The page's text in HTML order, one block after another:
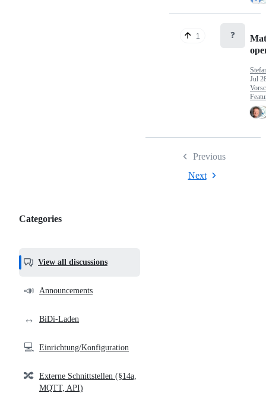
Categories,
helpful,
and
community
Categories
View all discussions
📣 Announcements
↔️ BiDi-Laden
💻 Einrichtung/Konfiguration
🔀 Externe Schnittstellen (§14a,
MQTT, API)
1 ❓
Jul
Previous
Next